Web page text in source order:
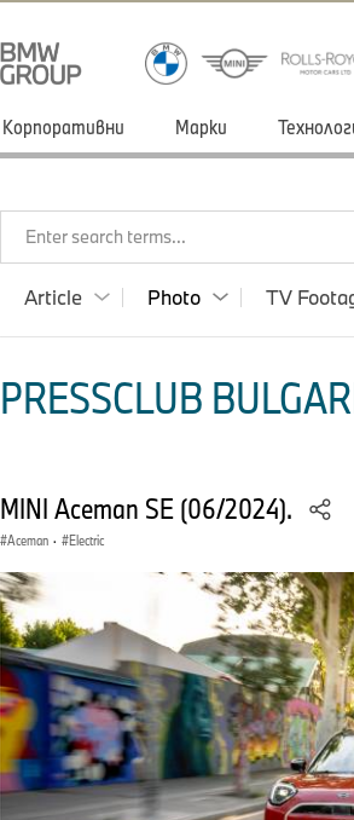
Корпоративни Марки
Enter search terms...
Article Photo TV
PRESSCLUB
MINI Aceman SE (06/2024).
Aceman · Electric